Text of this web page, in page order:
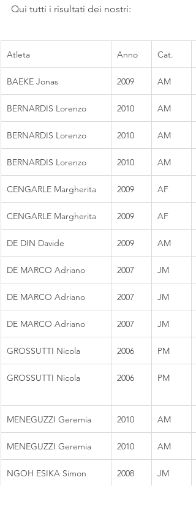
Qui tutti i risultati dei nostri:
Atleta Anno Cat.
BAEKE Jonas 2009 AM
BERNARDIS Lorenzo 2010 AM
BERNARDIS Lorenzo 2010 AM
BERNARDIS Lorenzo 2010 AM
CENGARLE Margherita 2009 AF
CENGARLE Margherita 2009 AF
DE DIN Davide 2009 AM
DE MARCO Adriano 2007 JM
DE MARCO Adriano 2007 JM
DE MARCO Adriano 2007 JM
GROSSUTTI Nicola 2006 PM
GROSSUTTI Nicola 2006 PM
MENEGUZZI Geremia 2010 AM
MENEGUZZI Geremia 2010 AM
NGOH ESIKA Simon 2008 JM